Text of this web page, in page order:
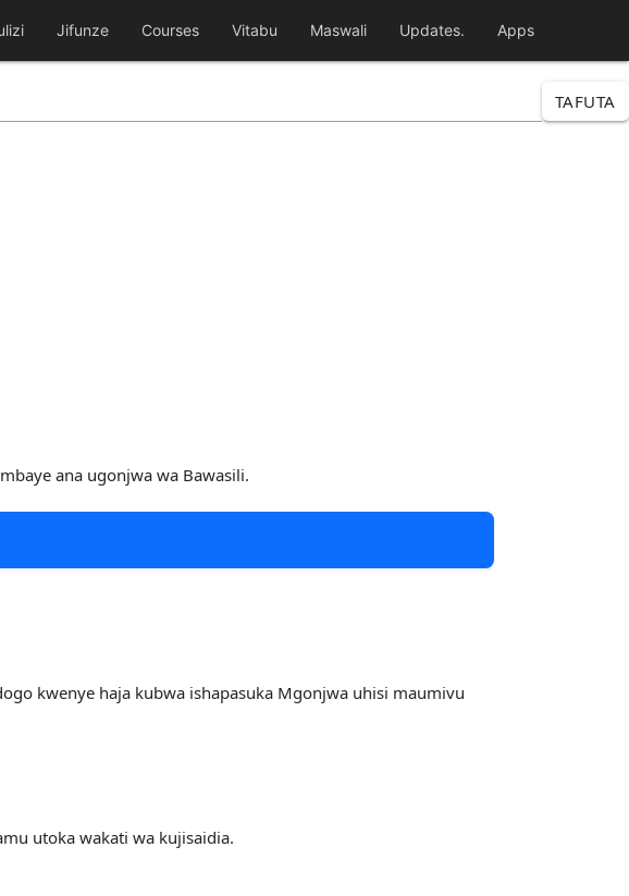
Jifunze Courses Vitabu Maswali Updates. Apps
TAFUTA
ana ugonjwa wa Bawasili.
kwenye haja kubwa ishapasuka Mgonjwa uhisi maumivu
utoka wakati wa kujisaidia.